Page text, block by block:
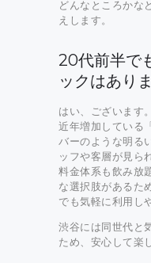
どんなところかな
えします。
20代前半で
ックはあり
はい、ございます。
近年増加している
バーのような明る
ッフや客層が見ら
料金体系も飲み放
な選択肢があるた
でも気軽に利用し
渋谷には同世代と
ため、安心して楽